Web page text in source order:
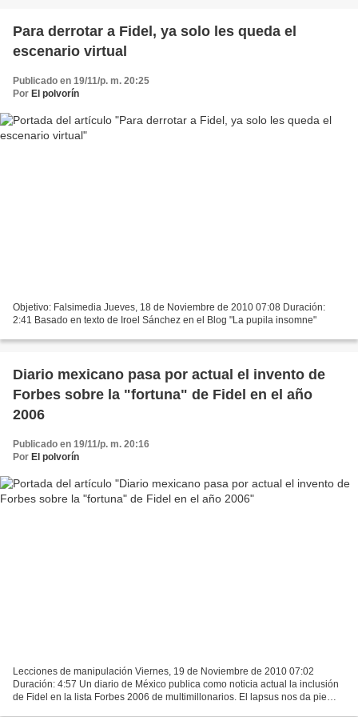
Para derrotar a Fidel, ya solo les queda el
escenario virtual
Publicado en 19/11/p. m. 20:25
Por El polvorín
Objetivo: Falsimedia Jueves, 18 de Noviembre de 2010 07:08 Duración:
2:41 Basado en texto de Iroel Sánchez en el Blog "La pupila insomne"
Diario mexicano pasa por actual el invento de
Forbes sobre la "fortuna" de Fidel en el año
2006
Publicado en 19/11/p. m. 20:16
Por El polvorín
Lecciones de manipulación Viernes, 19 de Noviembre de 2010 07:02
Duración: 4:57 Un diario de México publica como noticia actual la inclusión
de Fidel en la lista Forbes 2006 de multimillonarios. El lapsus nos da pie